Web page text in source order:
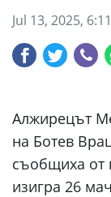
Jul 13, 2025,
Алжирецът
на Ботев
съобщиха от
изигра 26